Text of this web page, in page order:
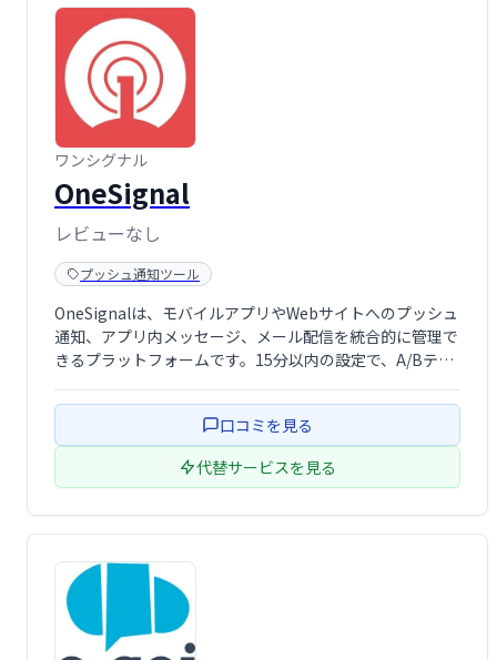
ワンシグナル
OneSignal
レビューなし
プッシュ通知ツール
OneSignalは、モバイルアプリやWebサイトへのプッシュ
通知、アプリ内メッセージ、メール配信を統合的に管理で
きるプラットフォームです。15分以内の設定で、A/Bテス
用し、ユーザーエンゲージメントの向上、顧客維持率の改
善を実現できます。世界85 …口コミを見る
代替サービスを見る